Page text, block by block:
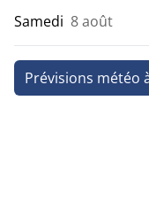
Samedi 8 août
Prévisions météo